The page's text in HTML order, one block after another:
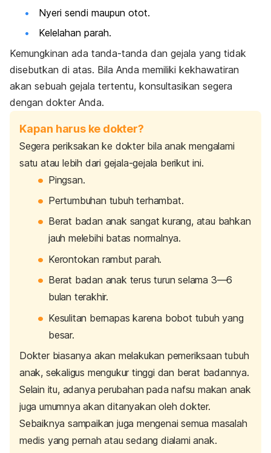
Nyeri sendi maupun otot.
Kelelahan parah.
Kemungkinan ada tanda-tanda dan gejala yang tidak
disebutkan di atas. Bila Anda memiliki kekhawatiran
akan sebuah gejala tertentu, konsultasikan segera
dengan dokter Anda.
Kapan harus ke dokter?
Segera periksakan ke dokter bila anak mengalami
satu atau lebih dari gejala-gejala berikut ini.
Pingsan.
Pertumbuhan tubuh terhambat.
Berat badan anak sangat kurang, atau bahkan
jauh melebihi batas normalnya.
Kerontokan rambut parah.
Berat badan anak terus turun selama 3—6
bulan terakhir.
Kesulitan bernapas karena bobot tubuh yang
besar.
Dokter biasanya akan melakukan pemeriksaan tubuh
anak, sekaligus mengukur tinggi dan berat badannya.
Selain itu, adanya perubahan pada nafsu makan anak
juga umumnya akan ditanyakan oleh dokter.
Sebaiknya sampaikan juga mengenai semua masalah
medis yang pernah atau sedang dialami anak.